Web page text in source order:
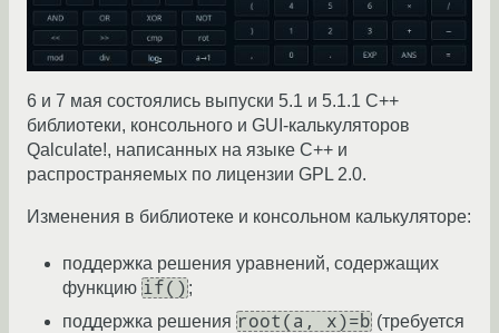
6 и 7 мая состоялись выпуски 5.1 и 5.1.1 C++
библиотеки, консольного и GUI-калькуляторов
Qalculate!, написанных на языке C++ и
распространяемых по лицензии GPL 2.0.
Изменения в библиотеке и консольном калькуляторе:
поддержка решения уравнений, содержащих
функцию if() ;
поддержка решения root(a, x)=b (требуется